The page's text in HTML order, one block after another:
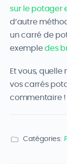
sur le potager
d’autre
un carré de
exempledes
Et vous,
vos carrés
commentaire !
Catégories: